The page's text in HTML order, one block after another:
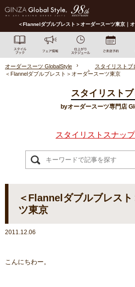
＜Flannelダブルブレスト＞オーダースーツ東京｜
オーダースーツ GlobalStyle
スタイリストブ
＜Flannelダブルブレスト＞オーダースーツ東京
スタイリスト
byオーダースーツ専門店
スタイリストスナッ
＜Flannelダブルブレス
ツ東京
2011.12.06
こんにちわー。